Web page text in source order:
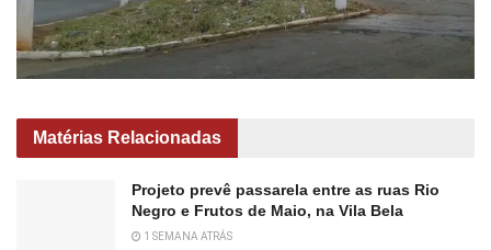
Matérias Relacionadas
Projeto prevê passarela entre as ruas Rio
Negro e Frutos de Maio, na Vila Bela
1 SEMANA ATRÁS